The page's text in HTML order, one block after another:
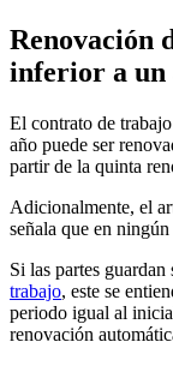
Renovación
inferior a un
El contrato de
año puede ser
partir de la quinta
Adicionalmente, el
señala que en
Si las partes guardan
trabajo, este se
periodo igual al
renovación